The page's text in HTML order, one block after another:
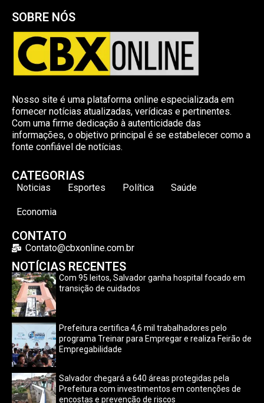
SOBRE NÓS
Nosso site é uma plataforma online especializada em
fornecer notícias atualizadas, verídicas e pertinentes.
Com uma firme dedicação à autenticidade das
informações, o objetivo principal é se estabelecer como a
fonte confiável de notícias.
CATEGORIAS
Noticias Esportes Política Saúde
Economia
CONTATO
Contato@cbxonline.com.br
NOTÍCIAS RECENTES
Com 95 leitos, Salvador ganha hospital focado em
transição de cuidados
Prefeitura certifica 4,6 mil trabalhadores pelo
programa Treinar para Empregar e realiza Feirão de
Empregabilidade
Salvador chegará a 640 áreas protegidas pela
Prefeitura com investimentos em contenções de
encostas e prevenção de riscos